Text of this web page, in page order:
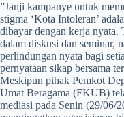
​”Janji kampanye untuk
stigma ‘Kota Intoleran’
dibayar dengan kerja
dalam diskusi dan seminar,
perlindungan nyata bagi
pernyataan sikap bersama
​Meskipun pihak Pemkot
Umat Beragama (FKUB)
mediasi pada Senin (29/06/